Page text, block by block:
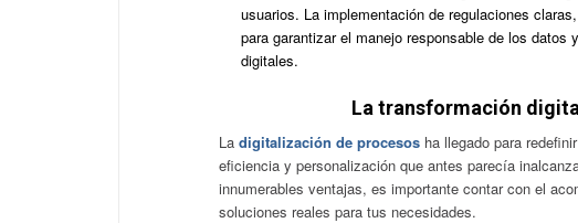
usuarios. La implementación de regulaciones
para garantizar el manejo responsable de los
digitales.
La transformación
La digitalización de procesos ha llegado para
eficiencia y personalización que antes parecía
innumerables ventajas, es importante contar con el
soluciones reales para tus necesidades.